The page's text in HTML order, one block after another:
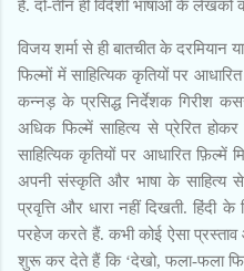
हैं. दो-तीन ही विदेशी भाषाओं के लेखकों
विजय शर्मा से ही बातचीत के दरमियान
फिल्मों में साहित्यिक कृतियों पर
कन्नड़ के प्रसिद्ध निर्देशक गिरीश
अधिक फिल्में साहित्य से प्रेरित
साहित्यिक कृतियों पर आधारित फ़िल्में
अपनी संस्कृति और भाषा के साहित्य
प्रवृत्ति और धारा नहीं दिखती. हिंदी
परहेज करते हैं. कभी कोई ऐसा
शुरू कर देते हैं कि ‘देखो, फला-फला